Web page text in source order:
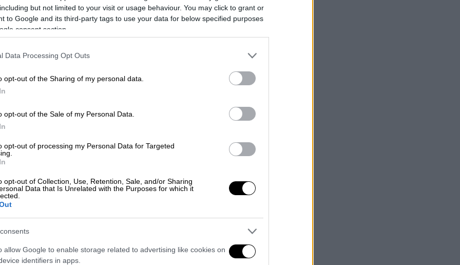
but not limited to your visit or usage behaviour. You may click to grant or
to Google and its third-party tags to use your data for below specified purposes
consent section.
Data Processing Opt Outs
opt-out of the Sharing of my personal data.
opt-out of the Sale of my Personal Data.
opt-out of processing my Personal Data for Targeted
opt-out of Collection, Use, Retention, Sale, and/or Sharing
Data that Is Unrelated with the Purposes for which it
allow Google to enable storage related to advertising like cookies on
identifiers in apps.
το ΕΘΝΟΣ στη Google
62χρονος για τηφωτιά, που ξέσπασε
πλησίον του Ελληνοαμερικανικού
της Αττικής Οδού.